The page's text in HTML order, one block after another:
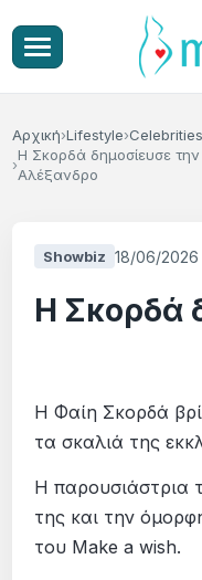
Αρχική Lifestyle Celebrities
Η Σκορδά δημοσίευσε
Αλέξανδρο
Showbiz 18/06/2026
Η Σκορδά
Η Φαίη Σκορδά
τα σκαλιά της
Η παρουσιάστρια
της και την
του Make a wish.